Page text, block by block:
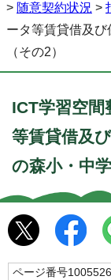
> 随意契約状況 >
ータ等賃貸借及び
（その2）
ICT学習空間
等賃貸借及
の森小・中
ページ番号1005526